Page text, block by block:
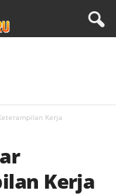
Kerja
Kerja